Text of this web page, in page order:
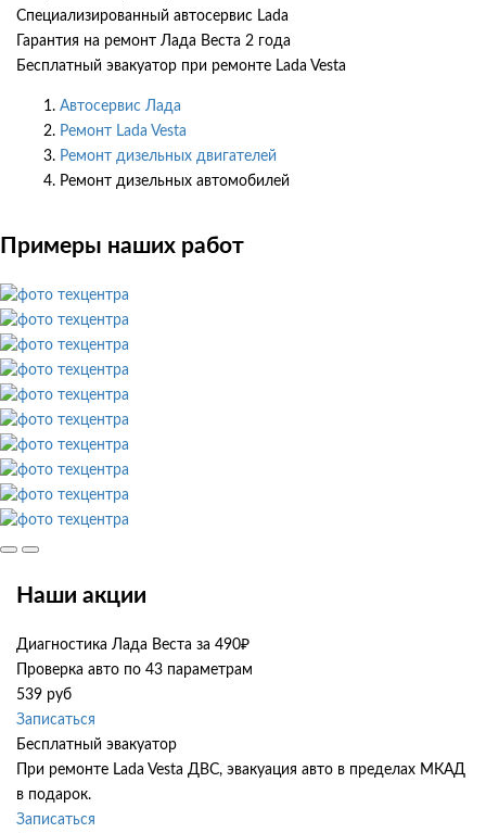
Специализированный автосервис Lada
Гарантия на ремонт Лада Веста 2 года
Бесплатный эвакуатор при ремонте Lada Vesta
Автосервис Лада
Ремонт Lada Vesta
Ремонт дизельных двигателей
Ремонт дизельных автомобилей
Примеры наших работ
Наши акции
Диагностика Лада Веста за 490₽
Проверка авто по 43 параметрам
539 руб
Записаться
Бесплатный эвакуатор
При ремонте Lada Vesta ДВС, эвакуация авто в пределах МКАД
в подарок.
Записаться